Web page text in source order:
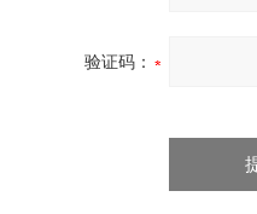
验证码：